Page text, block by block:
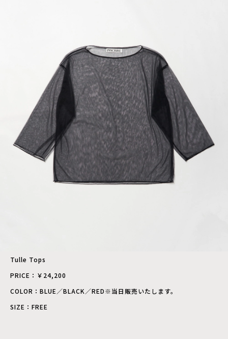
Tulle Tops
PRICE：￥24,200
COLOR：BLUE／BLACK／RED※当日販売いたします。
SIZE：FREE